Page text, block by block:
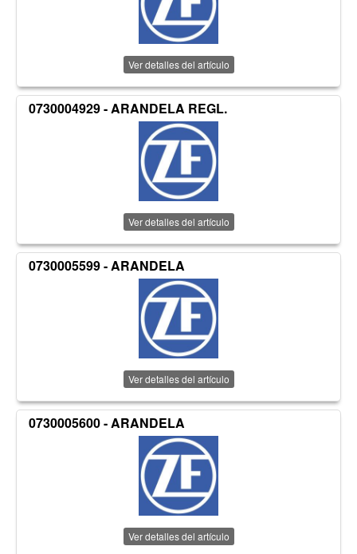
Ver detalles del artículo
0730004929 - ARANDELA REGL.
Ver detalles del artículo
0730005599 - ARANDELA
Ver detalles del artículo
0730005600 - ARANDELA
Ver detalles del artículo